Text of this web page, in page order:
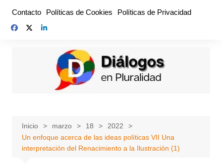
contenido
Contacto Políticas de Cookies Políticas de Privacidad
Inicio marzo 18
2022
Un enfoque acerca de las ideas políticas VII Una
interpretación del Renacimiento a la Ilustración (1)